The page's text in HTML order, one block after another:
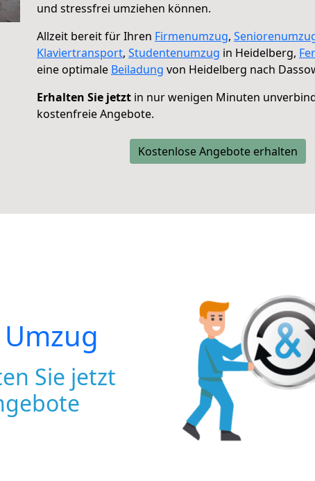
und stressfrei umziehen können.
Allzeit bereit für Ihren Firmenumzug,
Klaviertransport, Studentenumzug in Heidelberg,
eine optimale Beiladung von Heidelberg nach
Erhalten Sie jetzt in nur wenigen Minuten
kostenfreie Angebote.
Kostenlose Angebote erhalten
Sie jetzt